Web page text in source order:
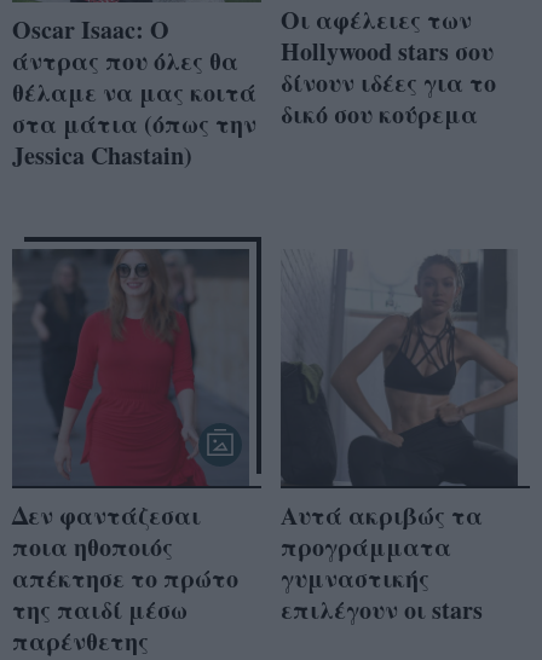
Oscar Isaac: Ο
άντρας που όλες θα
θέλαμε να μας κοιτά
στα μάτια (όπως την
Jessica Chastain)
Οι αφέλειες των
Hollywood stars σου
δίνουν ιδέες για το
δικό σου κούρεμα
Δεν φαντάζεσαι
ποια ηθοποιός
απέκτησε το πρώτο
της παιδί μέσω
παρένθετης
Αυτά ακριβώς τα
προγράμματα
γυμναστικής
επιλέγουν οι stars